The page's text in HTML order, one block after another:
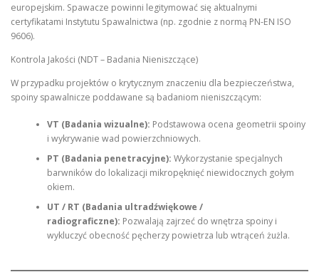
europejskim. Spawacze powinni legitymować się aktualnymi
certyfikatami Instytutu Spawalnictwa (np. zgodnie z normą PN-EN ISO
9606).
Kontrola Jakości (NDT – Badania Nieniszczące)
W przypadku projektów o krytycznym znaczeniu dla bezpieczeństwa,
spoiny spawalnicze poddawane są badaniom nieniszczącym:
VT (Badania wizualne): Podstawowa ocena geometrii spoiny
i wykrywanie wad powierzchniowych.
PT (Badania penetracyjne): Wykorzystanie specjalnych
barwników do lokalizacji mikropęknięć niewidocznych gołym
okiem.
UT / RT (Badania ultradźwiękowe /
radiograficzne): Pozwalają zajrzeć do wnętrza spoiny i
wykluczyć obecność pęcherzy powietrza lub wtrąceń żużla.